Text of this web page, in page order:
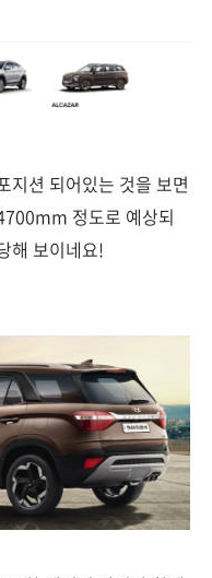
지션 되어있는 것을 보면
정도로 예상되
해 보이네요!